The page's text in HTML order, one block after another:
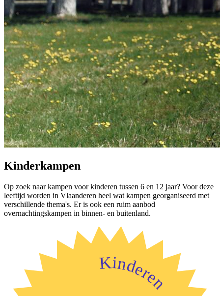
Kinderkampen
Op zoek naar kampen voor kinderen tussen 6 en 12 jaar? Voor deze
leeftijd worden in Vlaanderen heel wat kampen georganiseerd met
verschillende thema's. Er is ook een ruim aanbod
overnachtingskampen in binnen- en buitenland.
Kinderen